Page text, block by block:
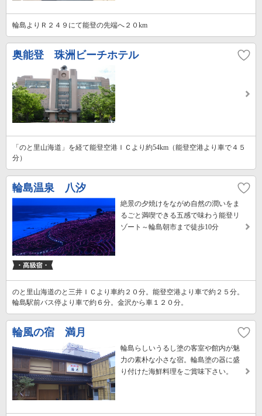
輪島よりＲ２４９にて能登の先端へ２０km
奥能登 珠洲ビーチホテル
「のと里山海道」を経て能登空港ＩＣより約54km（能登空港より車で４５
分）
輪島温泉 八汐
絶景の夕焼けをながめ自然の潤いをま
るごと満喫できる五感で味わう能登リ
ゾート～輪島朝市まで徒歩10分
のと里山海道のと三井ＩＣより車約２０分。能登空港より車で約２５分。
輪島駅前バス停より車で約６分。金沢から車１２０分。
輪風の宿 満月
輪島らしいうるし塗の客室や館内が魅
力の素朴な小さな宿。輪島塗の器に盛
り付けた海鮮料理をご賞味下さい。